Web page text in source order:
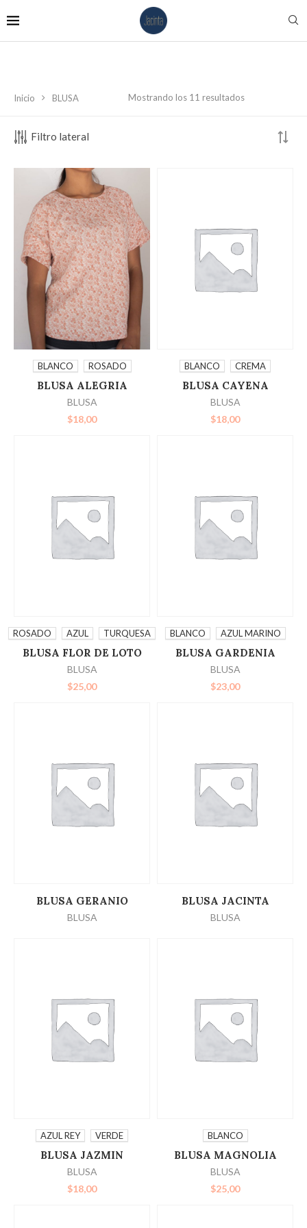
Inicio BLUSA Mostrando los 11 resultados
Filtro lateral
SELECCIONAR
OPCIONES
BLANCO ROSADO
BLUSA ALEGRIA
BLUSA
$18,00
SELECCIONAR
OPCIONES
BLANCO CREMA
BLUSA CAYENA
BLUSA
$18,00
SELECCIONAR
OPCIONES
ROSADO AZUL TURQUESA
BLUSA FLOR DE LOTO
BLUSA
$25,00
SELECCIONAR
OPCIONES
BLANCO AZUL MARINO
BLUSA GARDENIA
BLUSA
$23,00
LEER MÁS
BLUSA GERANIO
BLUSA
LEER MÁS
BLUSA JACINTA
BLUSA
SELECCIONAR
OPCIONES
AZUL REY VERDE
BLUSA JAZMIN
BLUSA
$18,00
SELECCIONAR
OPCIONES
BLANCO
BLUSA MAGNOLIA
BLUSA
$25,00